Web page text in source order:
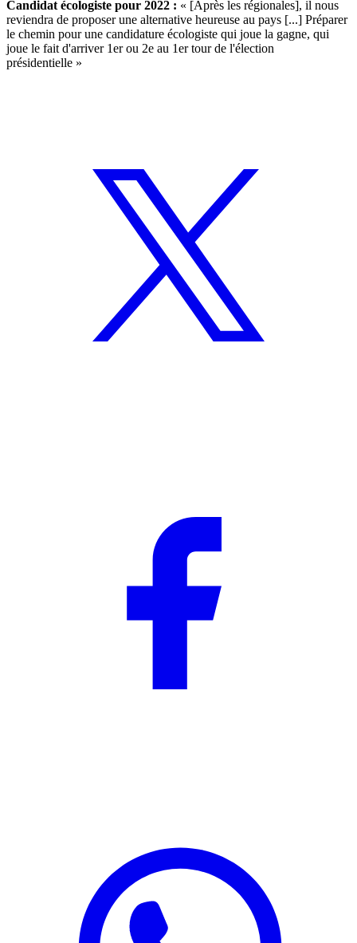
Candidat écologiste pour 2022 : « [Après les régionales], il nous
reviendra de proposer une alternative heureuse au pays [...] Préparer
le chemin pour une candidature écologiste qui joue la gagne, qui
joue le fait d'arriver 1er ou 2e au 1er tour de l'élection
présidentielle »